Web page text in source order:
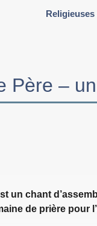
Religieuses
Père –
un chant
de prière pour